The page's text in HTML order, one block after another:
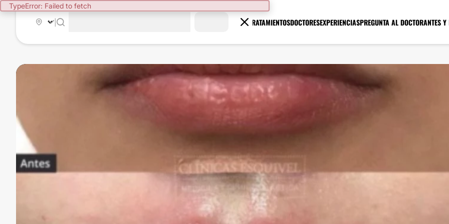
TypeError: Failed to fetch
TRATAMIENTOSDOCTORESEXPERIENCIASPREGUNTA AL DOCTORANTES Y